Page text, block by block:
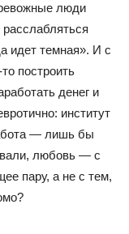
люди
идет темная». И с
построить
денег и
институт
— лишь бы
любовь — с
пару, а не с тем,